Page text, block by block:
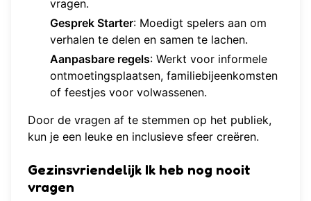
vragen.
Gesprek Starter: Moedigt spelers aan om
verhalen te delen en samen te lachen.
Aanpasbare regels: Werkt voor informele
ontmoetingsplaatsen, familiebijeenkomsten
of feestjes voor volwassenen.
Door de vragen af te stemmen op het publiek,
kun je een leuke en inclusieve sfeer creëren.
Gezinsvriendelijk Ik heb nog nooit
vragen